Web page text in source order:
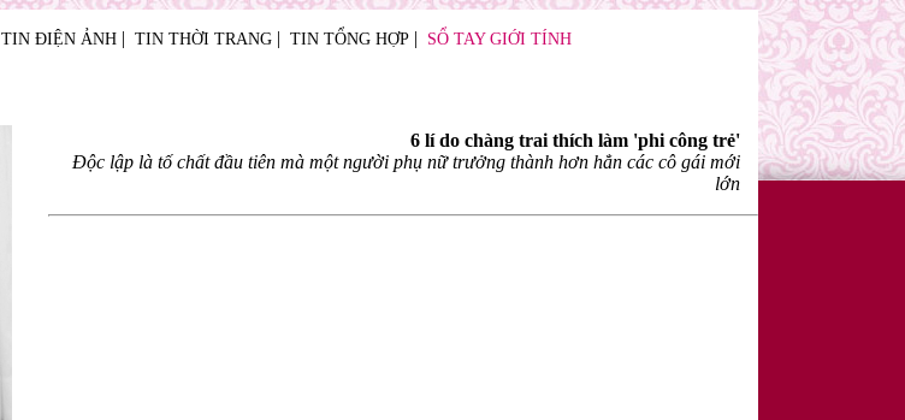
TIN ĐIỆN ẢNH | TIN THỜI TRANG | TIN TỔNG HỢP | SỔ TAY GIỚI TÍNH
6 lí do chàng trai thích làm 'phi công trẻ'
Độc lập là tố chất đầu tiên mà một người phụ nữ trưởng thành hơn hẳn các cô gái mới
lớn